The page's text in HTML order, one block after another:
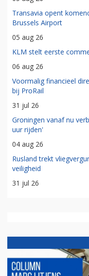
Transavia opent
Brussels Airport
05 aug 26
KLM stelt eerste
06 aug 26
Voormalig financieel
bij ProRail
31 jul 26
Groningen vanaf nu
uur rijden'
04 aug 26
Rusland trekt
veiligheid
31 jul 26